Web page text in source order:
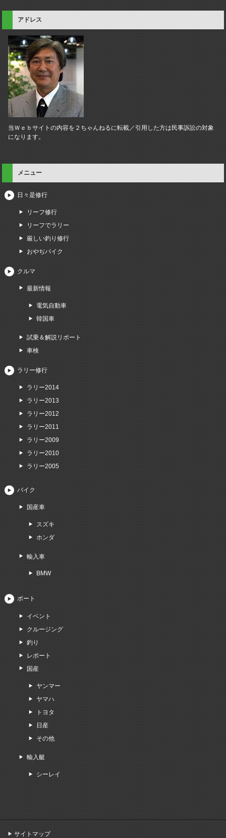
アドレス
当Ｗｅｂサイトの内容を２ちゃんねるに転載／引用した方は民事訴訟の対象
になります。
メニュー
日々是修行
リーフ修行
リーフでラリー
厳しい釣り修行
おやぢバイク
クルマ
最新情報
電気自動車
韓国車
試乗＆解説リポート
車検
ラリー修行
ラリー2014
ラリー2013
ラリー2012
ラリー2011
ラリー2009
ラリー2010
ラリー2005
バイク
国産車
スズキ
ホンダ
輸入車
BMW
ボート
イベント
クルージング
釣り
レポート
国産
ヤンマー
ヤマハ
トヨタ
日産
その他
輸入艇
シーレイ
サイトマップ